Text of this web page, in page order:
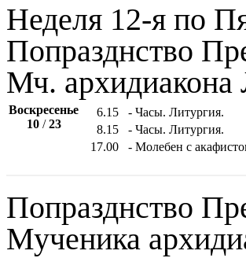
Неделя 12-я по
Попразднство
Мч. архидиакона
Воскресенье
10/23
6.15
- Часы. Литургия.
8.15
- Часы. Литургия.
17.00
- Молебен с
Попразднство
Мученика